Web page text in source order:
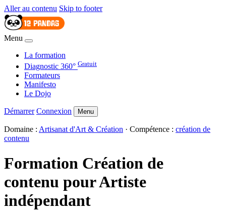
Aller au contenu Skip to footer
Menu
La formation
Diagnostic 360° Gratuit
Formateurs
Manifesto
Le Dojo
Démarrer Connexion Menu
Domaine : Artisanat d'Art & Création · Compétence : création de
contenu
Formation Création de
contenu pour Artiste
indépendant